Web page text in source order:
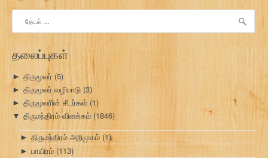
தேடு:
தலைப்புகள்
► திருமூலர் (5)
► திருமூலர் வழிபாடு (3)
► திருமூலரின் சீடர்கள் (1)
▼ திருமந்திரம் விளக்கம் (1846)
► திருமந்திரம் அறிமுகம் (1)
► பாயிரம் (113)